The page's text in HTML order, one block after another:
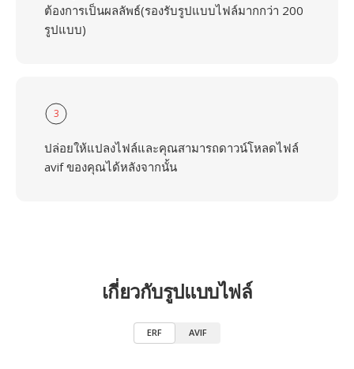
ต้องการเป็นผลลัพธ์(รองรับรูปแบบไฟล์มากกว่า 200
รูปแบบ)
3
ปล่อยให้แปลงไฟล์และคุณสามารถดาวน์โหลดไฟล์
avif ของคุณได้หลังจากนั้น
เกี่ยวกับรูปแบบไฟล์
ERF AVIF